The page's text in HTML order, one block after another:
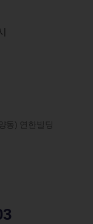
동) 연한빌딩